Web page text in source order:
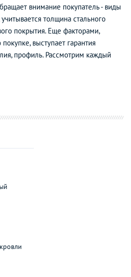
внимание покупатель - виды
толщина стального
покрытия. Еще факторами,
выступает гарантия
профиль. Рассмотрим каждый